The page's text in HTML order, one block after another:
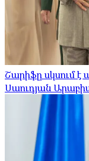
Շարիֆը սկսում է
Սաուդյան